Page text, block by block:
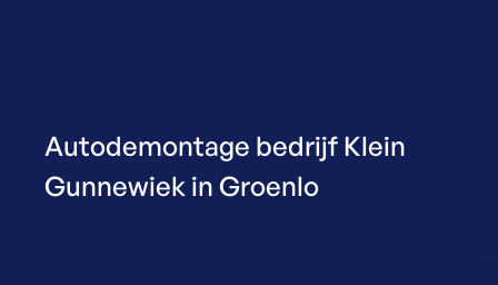
Autodemontage bedrijf Klein
Gunnewiek in Groenlo